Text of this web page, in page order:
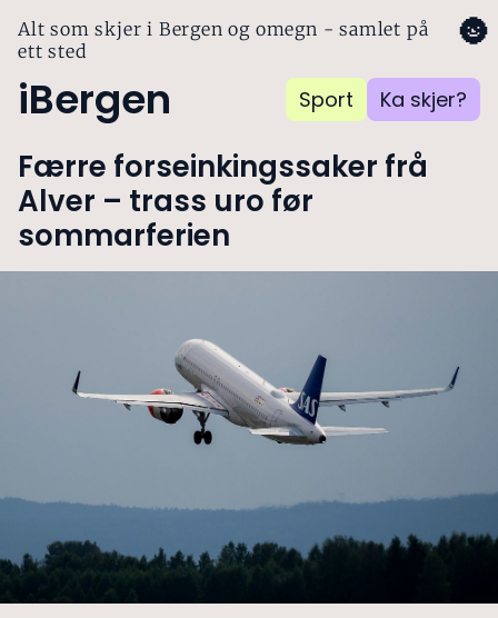
Alt som skjer i Bergen og omegn - samlet på
ett sted
iBergen Sport Ka skjer?
🌚
Færre forseinkingssaker frå
Alver – trass uro før
sommarferien